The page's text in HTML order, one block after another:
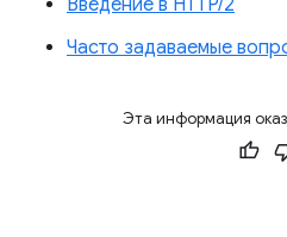
Введение в HTTP/2
Часто задаваемые
Эта информация